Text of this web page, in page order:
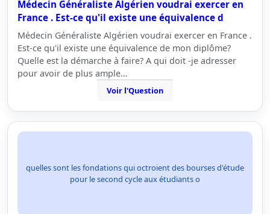
Médecin Généraliste Algérien voudrai exercer en
France . Est-ce qu'il existe une équivalence d
Médecin Généraliste Algérien voudrai exercer en France .
Est-ce qu'il existe une équivalence de mon diplôme?
Quelle est la démarche à faire? A qui doit -je adresser
pour avoir de plus ample…
Voir l'Question
quelles sont les fondations qui octroient des bourses d'étude
pour le second cycle aux étudiants o